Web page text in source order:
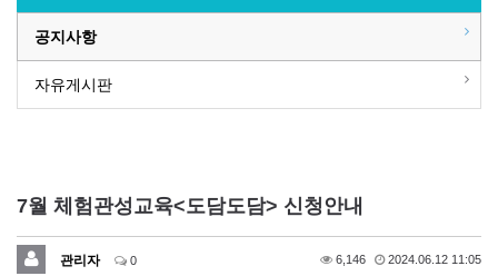
공지사항
자유게시판
7월 체험관성교육<도담도담> 신청안내
관리자 0 6,146 2024.06.12 11:05